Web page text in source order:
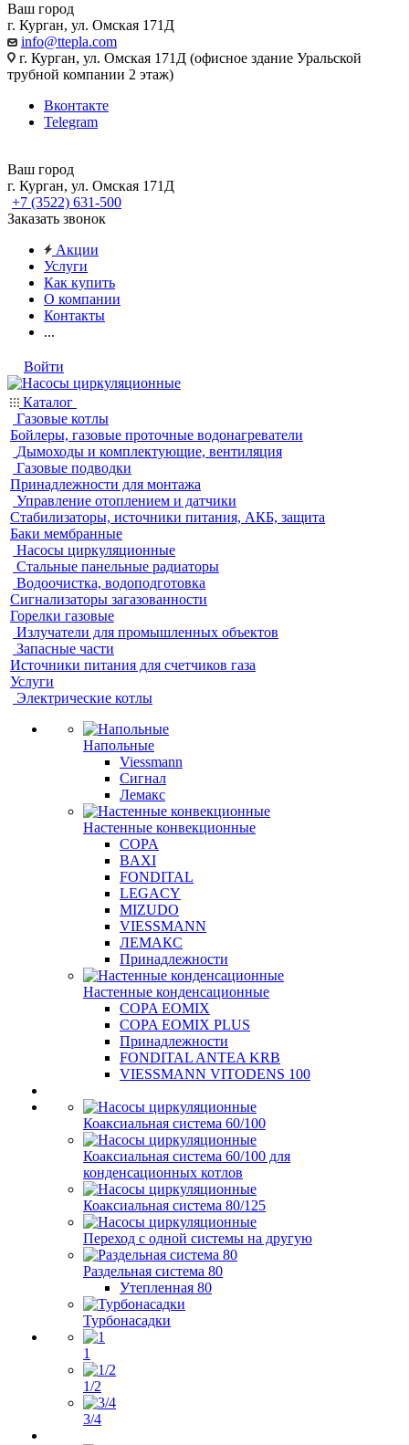
Ваш город
г. Курган, ул. Омская 171Д
info@ttepla.com
г. Курган, ул. Омская 171Д (офисное здание Уральской
трубной компании 2 этаж)
Вконтакте
Telegram
Ваш город
г. Курган, ул. Омская 171Д
+7 (3522) 631-500
Заказать звонок
Акции
Услуги
Как купить
О компании
Контакты
...
Войти
Каталог
Газовые котлы
Бойлеры, газовые проточные водонагреватели
Дымоходы и комплектующие, вентиляция
Газовые подводки
Принадлежности для монтажа
Управление отоплением и датчики
Стабилизаторы, источники питания, АКБ, защита
Баки мембранные
Насосы циркуляционные
Стальные панельные радиаторы
Водоочистка, водоподготовка
Сигнализаторы загазованности
Горелки газовые
Излучатели для промышленных объектов
Запасные части
Источники питания для счетчиков газа
Услуги
Электрические котлы
Напольные
Viessmann
Сигнал
Лемакс
Настенные конвекционные
COPA
BAXI
FONDITAL
LEGACY
MIZUDO
VIESSMANN
ЛЕМАКС
Принадлежности
Настенные конденсационные
COPA EOMIX
COPA EOMIX PLUS
Принадлежности
FONDITAL ANTEA KRB
VIESSMANN VITODENS 100
Коаксиальная система 60/100
Коаксиальная система 60/100 для
конденсационных котлов
Коаксиальная система 80/125
Переход с одной системы на другую
Раздельная система 80
Утепленная 80
Турбонасадки
1
1/2
3/4